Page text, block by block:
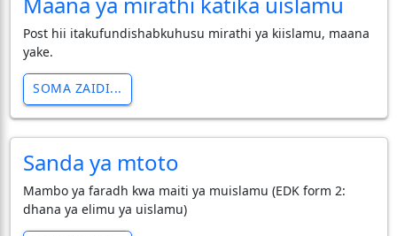
Post hii itakufundishabkuhusu mirathi ya kiislamu, maana
yake.
SOMA ZAIDI...
Sanda ya mtoto
Mambo ya faradh kwa maiti ya muislamu (EDK form 2:
dhana ya elimu ya uislamu)